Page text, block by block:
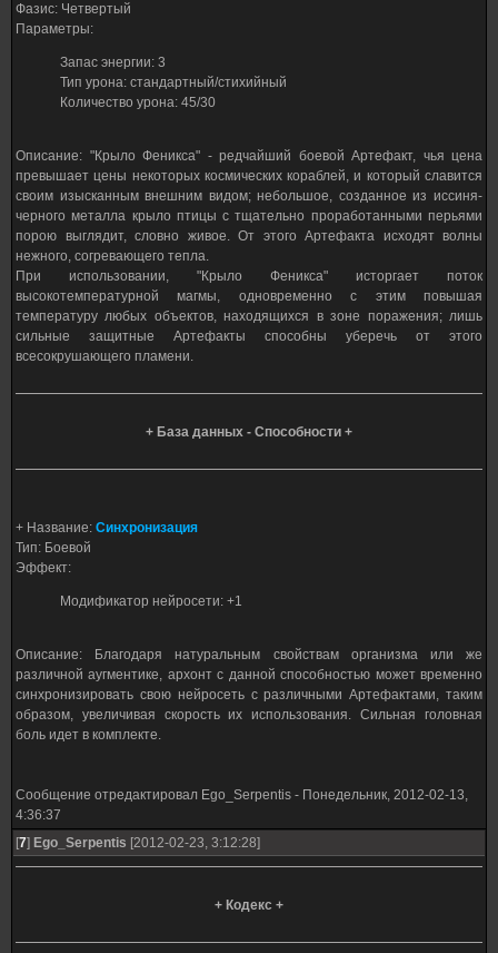
Фазис: Четвертый
Параметры:
Запас энергии: 3
Тип урона: стандартный/стихийный
Количество урона: 45/30
Описание: "Крыло Феникса" - редчайший боевой Артефакт, чья цена
превышает цены некоторых космических кораблей, и который славится
своим изысканным внешним видом; небольшое, созданное из иссиня-
черного металла крыло птицы с тщательно проработанными перьями
порою выглядит, словно живое. От этого Артефакта исходят волны
нежного, согревающего тепла.
При использовании, "Крыло Феникса" исторгает поток
высокотемпературной магмы, одновременно с этим повышая
температуру любых объектов, находящихся в зоне поражения; лишь
сильные защитные Артефакты способны уберечь от этого
всесокрушающего пламени.
+ База данных - Способности +
+ Название: Синхронизация
Тип: Боевой
Эффект:
Модификатор нейросети: +1
Описание: Благодаря натуральным свойствам организма или же
различной аугментике, архонт с данной способностью может временно
синхронизировать свою нейросеть с различными Артефактами, таким
образом, увеличивая скорость их использования. Сильная головная
боль идет в комплекте.
Сообщение отредактировал Ego_Serpentis - Понедельник, 2012-02-13,
4:36:37
[7] Ego_Serpentis [2012-02-23, 3:12:28]
+ Кодекс +